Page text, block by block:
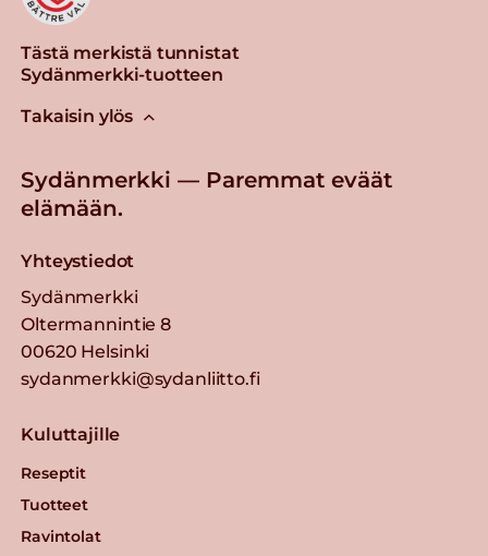
Tästä merkistä tunnistat
Sydänmerkki-tuotteen
Takaisin ylös
Sydänmerkki — Paremmat eväät
elämään.
Yhteystiedot
Sydänmerkki
Oltermannintie 8
00620 Helsinki
sydanmerkki@sydanliitto.fi
Kuluttajille
Reseptit
Tuotteet
Ravintolat